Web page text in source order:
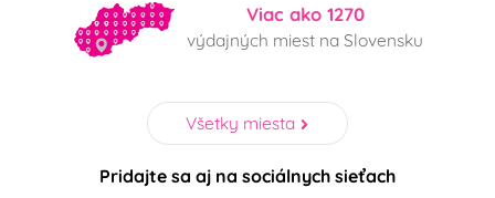
Viac ako 1270
výdajných miest na Slovensku
Všetky miesta
Pridajte sa aj na sociálnych sieťach